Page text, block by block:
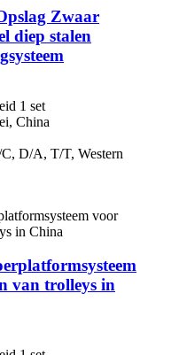
Zwaar
diep stalen
1 set
China
D/A, T/T, Western
van trolleys in